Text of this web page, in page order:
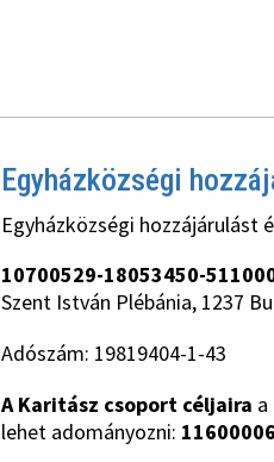
Egyházközségi
Egyházközségi hozzájárulást
10700529-18053450-
Szent István Plébánia, 1237
Adószám: 19819404-1-43
A Karitász csoport céljaira
lehet adományozni: